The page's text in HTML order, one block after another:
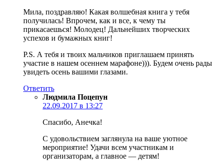
Мила, поздравляю! Какая волшебная книга у тебя
получилась! Впрочем, как и все, к чему ты
прикасаешься! Молодец! Дальнейших творческих
успехов и бумажных книг!
P.S. А тебя и твоих мальчиков приглашаем принять
участие в нашем осеннем марафоне))). Будем очень рады
увидеть осень вашими глазами.
Ответить
Людмила Поцепун
22.09.2017 в 13:27
Спасибо, Анечка!
С удовольствием заглянула на ваше уютное
мероприятие! Удачи всем участникам и
организаторам, а главное — детям!